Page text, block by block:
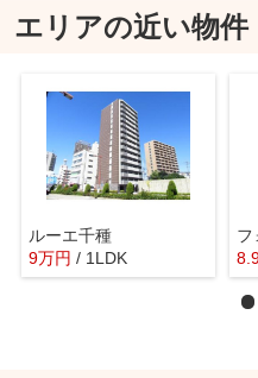
エリアの近い物件
ルーエ千種
9万円 / 1LDK
フ